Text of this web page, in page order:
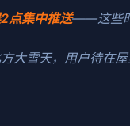
点集中推送——这些时
大雪天，用户待在